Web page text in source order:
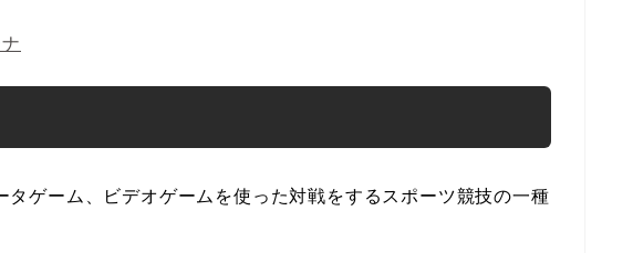
タゲーム、ビデオゲームを使った対戦をするスポーツ競技の一種